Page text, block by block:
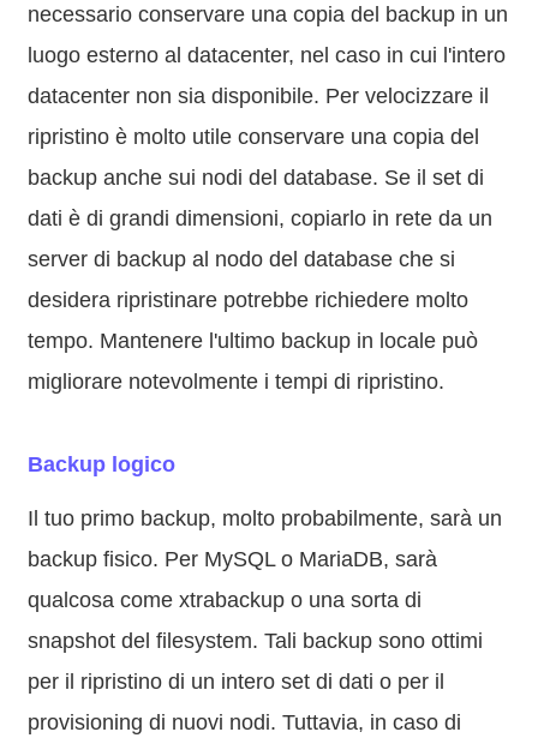
necessario conservare una copia del backup in un
luogo esterno al datacenter, nel caso in cui l'intero
datacenter non sia disponibile. Per velocizzare il
ripristino è molto utile conservare una copia del
backup anche sui nodi del database. Se il set di
dati è di grandi dimensioni, copiarlo in rete da un
server di backup al nodo del database che si
desidera ripristinare potrebbe richiedere molto
tempo. Mantenere l'ultimo backup in locale può
migliorare notevolmente i tempi di ripristino.
Backup logico
Il tuo primo backup, molto probabilmente, sarà un
backup fisico. Per MySQL o MariaDB, sarà
qualcosa come xtrabackup o una sorta di
snapshot del filesystem. Tali backup sono ottimi
per il ripristino di un intero set di dati o per il
provisioning di nuovi nodi. Tuttavia, in caso di